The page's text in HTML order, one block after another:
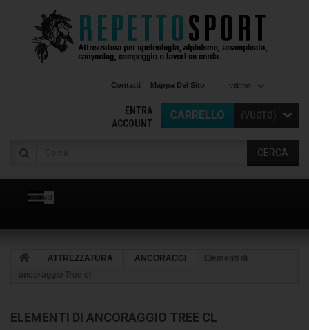
Italiano
Contatti Mappa Del Sito
CARRELLO
ENTRA
ACCOUNT
CERCA
MENU
ATTREZZATURA ANCORAGGI
Elementi di
ancoraggio Tree cl
ELEMENTI DI ANCORAGGIO TREE CL